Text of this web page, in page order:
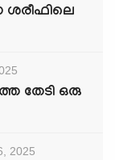
ശരീഫിലെ
തേടി ഒരു
2025